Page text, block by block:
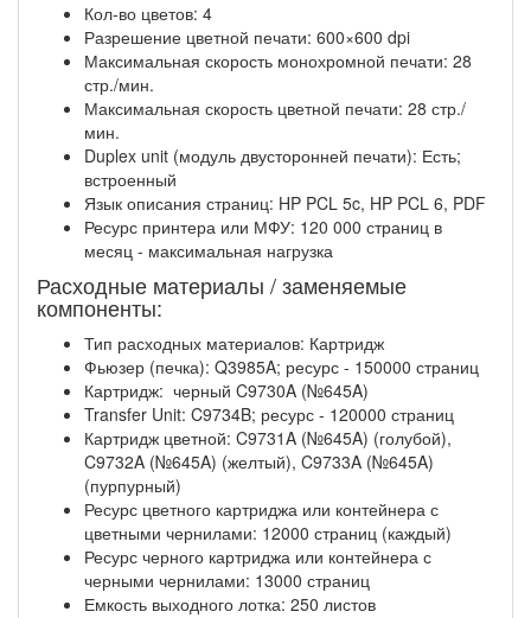
Кол-во цветов: 4
Разрешение цветной печати: 600×600 dpi
Максимальная скорость монохромной печати: 28
стр./мин.
Максимальная скорость цветной печати: 28 стр./
мин.
Duplex unit (модуль двусторонней печати): Есть;
встроенный
Язык описания страниц: HP PCL 5c, HP PCL 6, PDF
Ресурс принтера или МФУ: 120 000 страниц в
месяц - максимальная нагрузка
Расходные материалы / заменяемые
компоненты:
Тип расходных материалов: Картридж
Фьюзер (печка): Q3985A; ресурс - 150000 страниц
Картридж: черный C9730A (№645A)
Transfer Unit: C9734B; ресурс - 120000 страниц
Картридж цветной: C9731A (№645A) (голубой),
C9732A (№645A) (желтый), C9733A (№645A)
(пурпурный)
Ресурс цветного картриджа или контейнера с
цветными чернилами: 12000 страниц (каждый)
Ресурс черного картриджа или контейнера с
черными чернилами: 13000 страниц
Емкость выходного лотка: 250 листов